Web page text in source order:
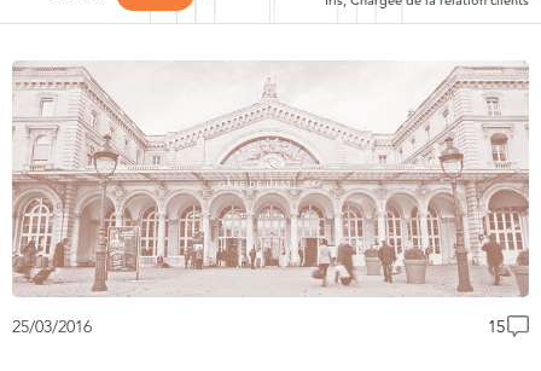
25/03/2016 15